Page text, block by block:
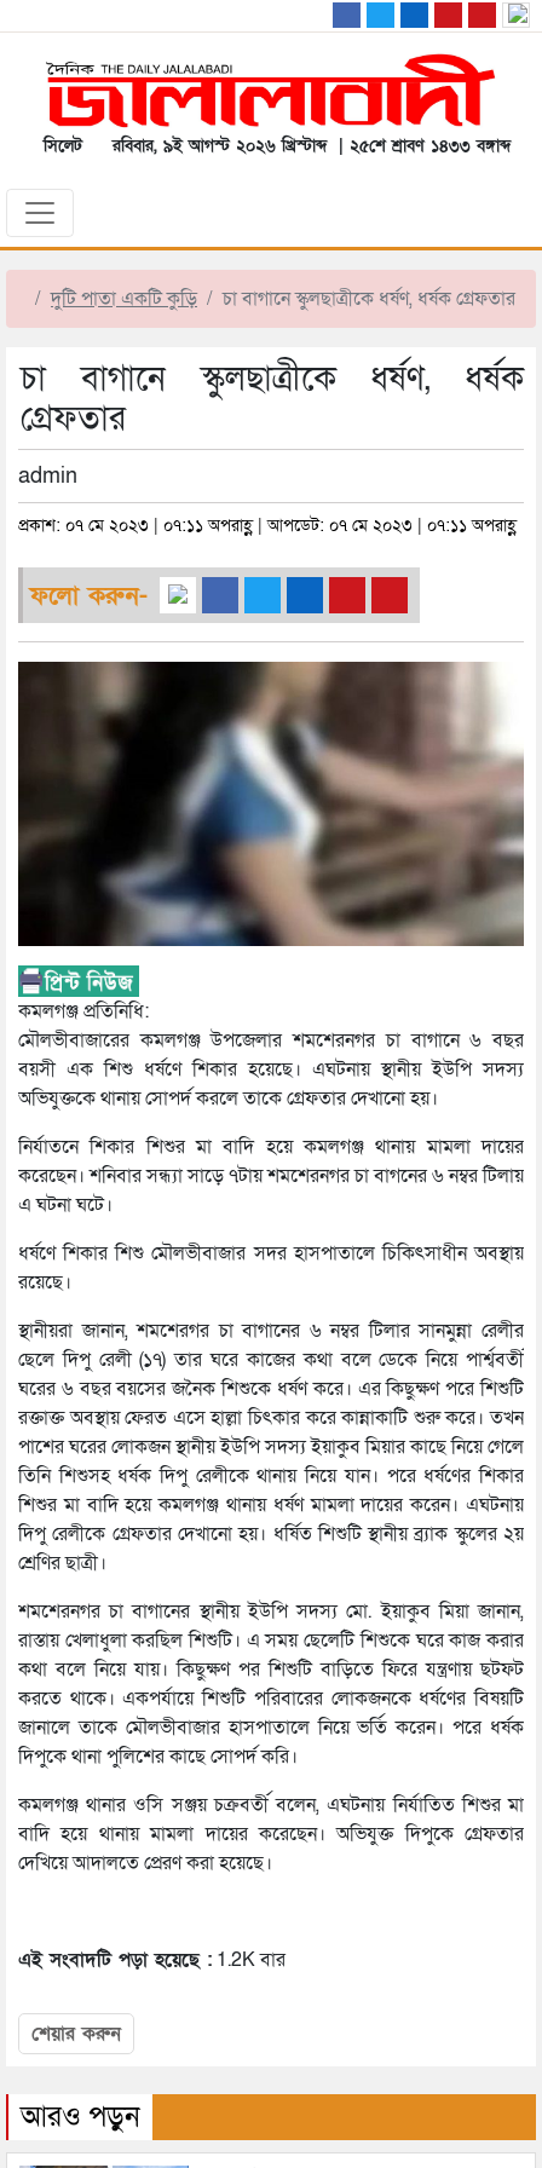
সিলেট রবিবার, ৯ই আগস্ট ২০২৬ খ্রিস্টাব্দ | ২৫শে শ্রাবণ ১৪৩৩ বঙ্গাব্দ
দুটি পাতা একটি কুড়ি চা বাগানে স্কুলছাত্রীকে ধর্ষণ, ধর্ষক গ্রেফতার
চা বাগানে স্কুলছাত্রীকে ধর্ষণ, ধর্ষক
গ্রেফতার
admin
প্রকাশ: ০৭ মে ২০২৩ | ০৭:১১ অপরাহ্ণ | আপডেট: ০৭ মে ২০২৩ | ০৭:১১ অপরাহ্ণ
ফলো করুন-
কমলগঞ্জ প্রতিনিধি:
মৌলভীবাজারের কমলগঞ্জ উপজেলার শমশেরনগর চা বাগানে ৬ বছর
বয়সী এক শিশু ধর্ষণে শিকার হয়েছে। এঘটনায় স্থানীয় ইউপি সদস্য
অভিযুক্তকে থানায় সোপর্দ করলে তাকে গ্রেফতার দেখানো হয়।
নির্যাতনে শিকার শিশুর মা বাদি হয়ে কমলগঞ্জ থানায় মামলা দায়ের
করেছেন। শনিবার সন্ধ্যা সাড়ে ৭টায় শমশেরনগর চা বাগনের ৬ নম্বর টিলায়
এ ঘটনা ঘটে।
ধর্ষণে শিকার শিশু মৌলভীবাজার সদর হাসপাতালে চিকিৎসাধীন অবস্থায়
রয়েছে।
স্থানীয়রা জানান, শমশেরগর চা বাগানের ৬ নম্বর টিলার সানমুন্না রেলীর
ছেলে দিপু রেলী (১৭) তার ঘরে কাজের কথা বলে ডেকে নিয়ে পার্শ্ববর্তী
ঘরের ৬ বছর বয়সের জনৈক শিশুকে ধর্ষণ করে। এর কিছুক্ষণ পরে শিশুটি
রক্তাক্ত অবস্থায় ফেরত এসে হাল্লা চিৎকার করে কান্নাকাটি শুরু করে। তখন
পাশের ঘরের লোকজন স্থানীয় ইউপি সদস্য ইয়াকুব মিয়ার কাছে নিয়ে গেলে
তিনি শিশুসহ ধর্ষক দিপু রেলীকে থানায় নিয়ে যান। পরে ধর্ষণের শিকার
শিশুর মা বাদি হয়ে কমলগঞ্জ থানায় ধর্ষণ মামলা দায়ের করেন। এঘটনায়
দিপু রেলীকে গ্রেফতার দেখানো হয়। ধর্ষিত শিশুটি স্থানীয় ব্র্যাক স্কুলের ২য়
শ্রেণির ছাত্রী।
শমশেরনগর চা বাগানের স্থানীয় ইউপি সদস্য মো. ইয়াকুব মিয়া জানান,
রাস্তায় খেলাধুলা করছিল শিশুটি। এ সময় ছেলেটি শিশুকে ঘরে কাজ করার
কথা বলে নিয়ে যায়। কিছুক্ষণ পর শিশুটি বাড়িতে ফিরে যন্ত্রণায় ছটফট
করতে থাকে। একপর্যায়ে শিশুটি পরিবারের লোকজনকে ধর্ষণের বিষয়টি
জানালে তাকে মৌলভীবাজার হাসপাতালে নিয়ে ভর্তি করেন। পরে ধর্ষক
দিপুকে থানা পুলিশের কাছে সোপর্দ করি।
কমলগঞ্জ থানার ওসি সঞ্জয় চক্রবর্তী বলেন, এঘটনায় নির্যাতিত শিশুর মা
বাদি হয়ে থানায় মামলা দায়ের করেছেন। অভিযুক্ত দিপুকে গ্রেফতার
দেখিয়ে আদালতে প্রেরণ করা হয়েছে।
এই সংবাদটি পড়া হয়েছে : 1.2K বার
শেয়ার করুন
আরও পড়ুন